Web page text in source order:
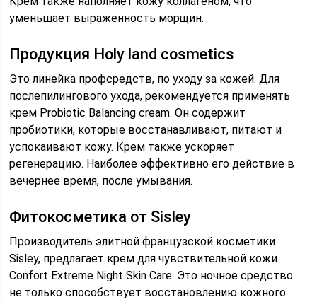
уменьшает выраженность морщин.
Продукция Holy land cosmetics
Это линейка профсредств, по уходу за кожей. Для
послепилингового ухода, рекомендуется применять
крем Probiotic Balancing cream. Он содержит
пробиотики, которые восстанавливают, питают и
успокаивают кожу. Крем также ускоряет
регенерацию. Наиболее эффективно его действие в
вечернее время, после умывания.
Фитокосметика от Sisley
Производитель элитной французской косметики
Sisley, предлагает крем для чувствительной кожи
Confort Extreme Night Skin Care. Это ночное средство
не только способствует восстановлению кожного